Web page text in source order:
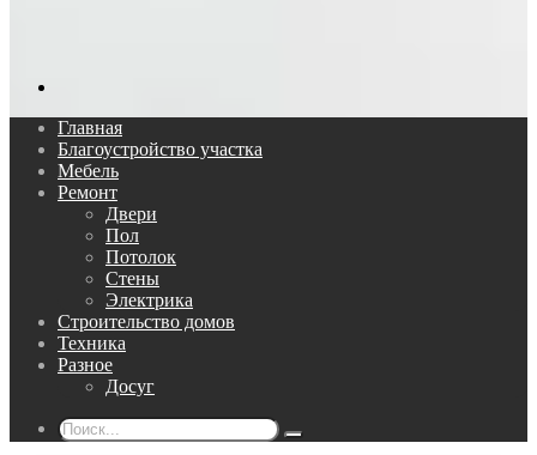
Главная
Благоустройство участка
Мебель
Ремонт
Двери
Пол
Потолок
Стены
Электрика
Строительство домов
Техника
Разное
Досуг
Поиск...